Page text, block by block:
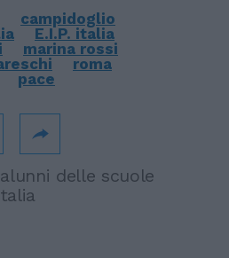
campidoglio
E.I.P. italia
marina rossi
roma
pace
delle scuole